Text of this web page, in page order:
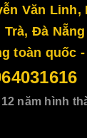
Văn
Trà, Đà Nẵng
toàn quốc
năm hình